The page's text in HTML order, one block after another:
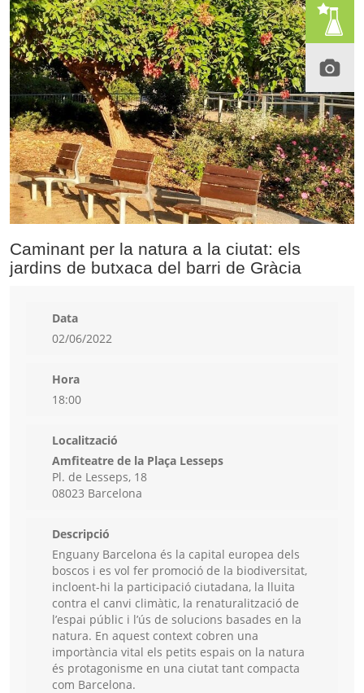
Caminant per la natura a la ciutat: els
jardins de butxaca del barri de Gràcia
Data
02/06/2022
Hora
18:00
Localització
Amfiteatre de la Plaça Lesseps
Pl. de Lesseps, 18
08023 Barcelona
Descripció
Enguany Barcelona és la capital europea dels
boscos i es vol fer promoció de la biodiversitat,
incloent-hi la participació ciutadana, la lluita
contra el canvi climàtic, la renaturalització de
l’espai públic i l’ús de solucions basades en la
natura. En aquest context cobren una
importància vital els petits espais on la natura
és protagonisme en una ciutat tant compacta
com Barcelona.